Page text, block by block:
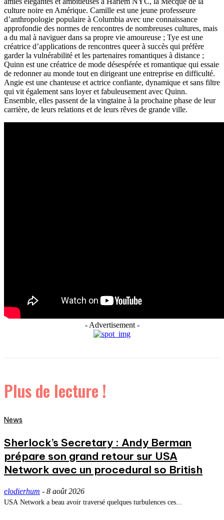
culture noire en Amérique. Camille est une jeune professeure
d’anthropologie populaire à Columbia avec une connaissance
approfondie des normes de rencontres de nombreuses cultures, mais
a du mal à naviguer dans sa propre vie amoureuse ; Tye est une
créatrice d’applications de rencontres queer à succès qui préfère
garder la vulnérabilité et les partenaires romantiques à distance ;
Quinn est une créatrice de mode désespérée et romantique qui essaie
de redonner au monde tout en dirigeant une entreprise en difficulté.
Angie est une chanteuse et actrice confiante, dynamique et sans filtre
qui vit également sans loyer et fabuleusement avec Quinn.
Ensemble, elles passent de la vingtaine à la prochaine phase de leur
carrière, de leurs relations et de leurs rêves de grande ville.
- Advertisement -
Plus de lecture !
News
Sherlock’s Secretary : Andy Berman
prépare son grand retour sur USA
Network avec un procedural so British
elodierhum - 8 août 2026
USA Network a beau avoir traversé quelques turbulences ces...